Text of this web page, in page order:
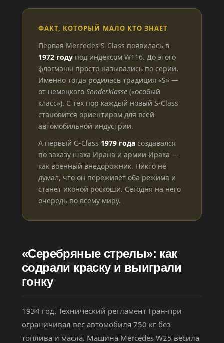
ФАКТ, КОТОРЫЙ МАЛО КТО ЗНАЕТ
Первая Mercedes S-Class появилась в
1972 году под индексом W116. До этого
флагманы просто назывались по серии.
Именно тогда родилась традиция «S» —
от немецкого Sonderklasse («особый
класс»). С тех пор каждый новый S-Class
становится ориентиром для всей
автомобильной индустрии.
А первый G-Class 1979 года создавался
по заказу шаха Ирана и армии Ирака —
как военный внедорожник. Никто не
думал, что он переживёт оба режима и
станет иконой роскоши. Сегодня на него
очередь по всему миру.
«Серебряные стрелы»: как
содрали краску и выиграли
гонку
1934 год. Технический регламент Гран-при
ограничивал вес автомобиля 750 кг без
топлива и масла. Машина Mercedes W25 весила